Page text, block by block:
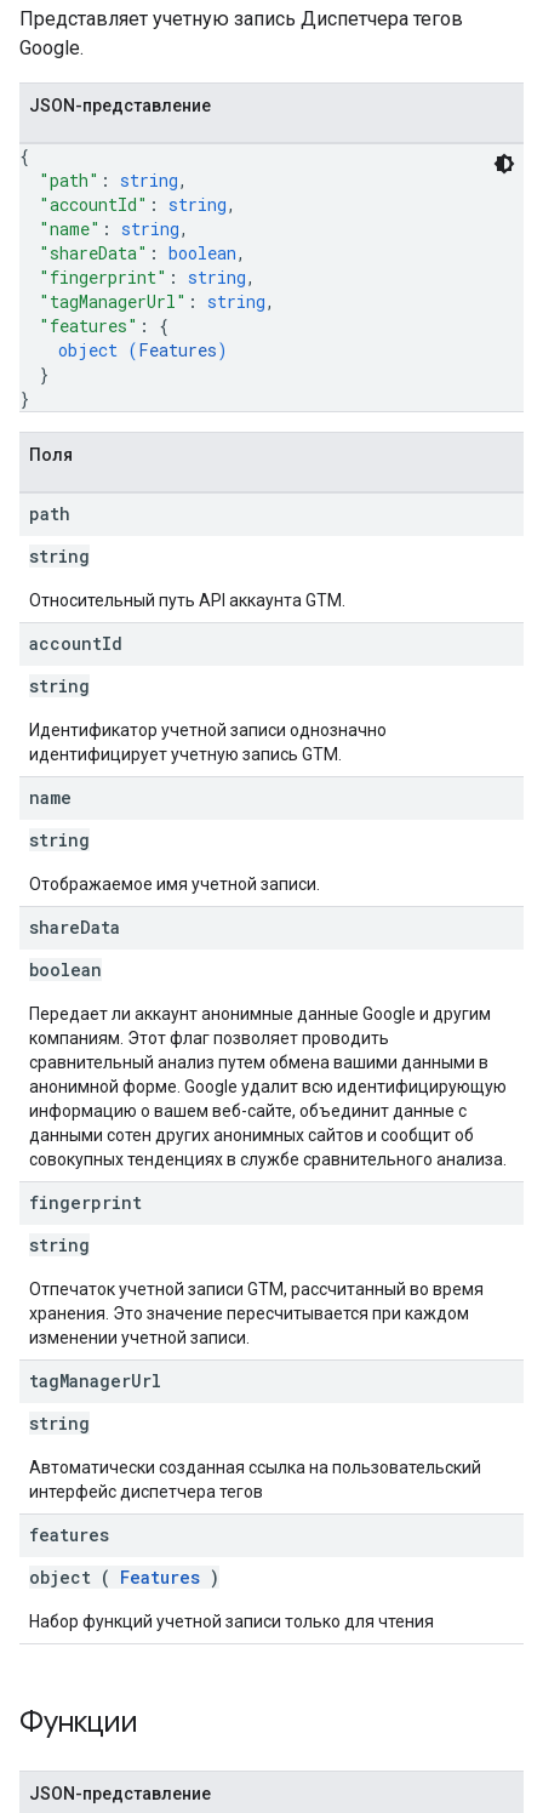
Представляет учетную запись Диспетчера тегов
Google.
JSON-представление
{
"path" : string,
"accountId" : string,
"name" : string,
"shareData" : boolean,
"fingerprint" : string,
"tagManagerUrl" : string,
"features" : {
object (Features)
}
}
Поля
path
string
Относительный путь API аккаунта GTM.
accountId
string
Идентификатор учетной записи однозначно
идентифицирует учетную запись GTM.
name
string
Отображаемое имя учетной записи.
shareData
boolean
Передает ли аккаунт анонимные данные Google и другим
компаниям. Этот флаг позволяет проводить
сравнительный анализ путем обмена вашими данными в
анонимной форме. Google удалит всю идентифицирующую
информацию о вашем веб-сайте, объединит данные с
данными сотен других анонимных сайтов и сообщит об
совокупных тенденциях в службе сравнительного анализа.
fingerprint
string
Отпечаток учетной записи GTM, рассчитанный во время
хранения. Это значение пересчитывается при каждом
изменении учетной записи.
tagManagerUrl
string
Автоматически созданная ссылка на пользовательский
интерфейс диспетчера тегов
features
object ( Features )
Набор функций учетной записи только для чтения
Функции
JSON-представление